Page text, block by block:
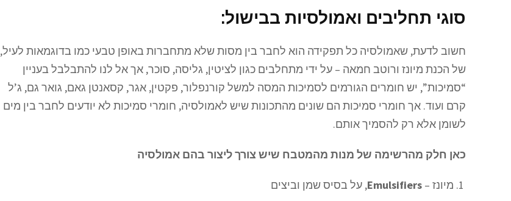
סוגי תחליבים ואמולסיות בבישול:
חשוב לדעת, שאמולסיה כל תפקידה הוא לחבר בין מסות שלא מתחברות באופן טבעי כמו בדוגמאות לעיל,
של הכנת מיונז ורוטב חמאה – על ידי מתחלבים כגון לציטין, גליסה, סוכר, אך אל לנו להתבלבל בעניין
“סמיכות”, יש חומרים הגורמים לסמיכות המסה למשל קורנפלור, פקטין, אגר, קסאנטן גאם, גואר גם, ג’ל
קרם ועוד. אך חומרי סמיכות הם שונים מהתכונות שיש לאמולסיה, חומרי סמיכות לא יודעים לחבר בין מים
לשומן אלא רק להסמיך אותם.
כאן חלק מהרשימה של מנות מהמטבח שיש צורך ליצור בהם אמולסיה
מיונז – Emulsifiers, על בסיס שמן וביצים